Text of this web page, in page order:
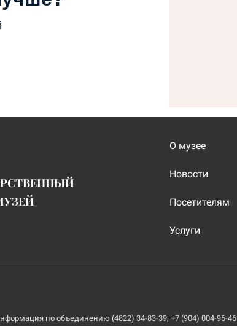
О музее
Новости
Посетителям
Услуги
по объединению (4822) 34-83-39, +7 (904) 004-96-46